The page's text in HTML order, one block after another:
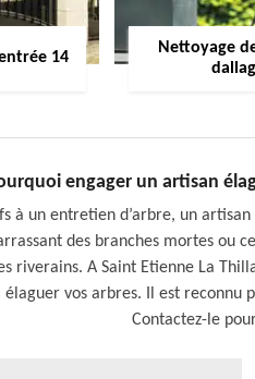
14
Nettoyage
engager un artisan
à un entretien d’arbre, un
des branches mortes ou
riverains. A Saint Etienne La
élaguer vos arbres. Il est
Contactez-le